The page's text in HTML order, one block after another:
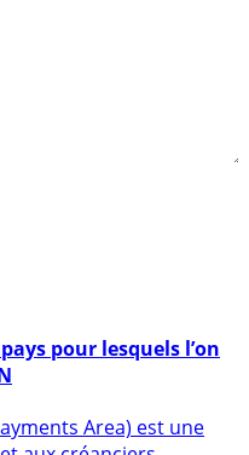
pour lesquels l’on